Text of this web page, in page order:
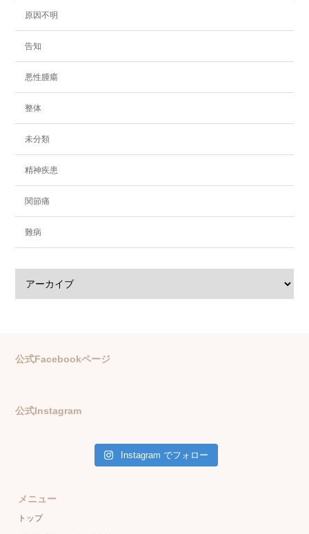
原因不明
告知
悪性腫瘍
整体
未分類
精神疾患
関節痛
難病
公式Facebookページ
公式Instagram
Instagram でフォロー
メニュー
トップ